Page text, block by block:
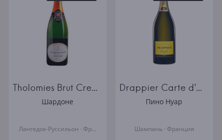
Tholomies Brut Cremant de Limoux AOC
Шардоне
Лангедок-Руссильон · Франция
Drappier Carte d'Or Brut
Пино Нуар
Шампань · Франция